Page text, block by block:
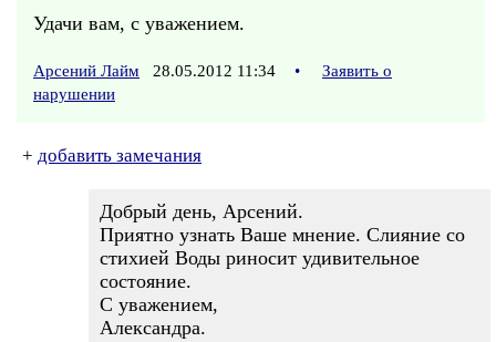
Удачи вам, с уважением.
Арсений Лайм 28.05.2012 11:34 •
Заявить о
нарушении
+ добавить замечания
Добрый день, Арсений.
Приятно узнать Ваше мнение. Слияние со
стихией Воды риносит удивительное
состояние.
С уважением,
Александра.